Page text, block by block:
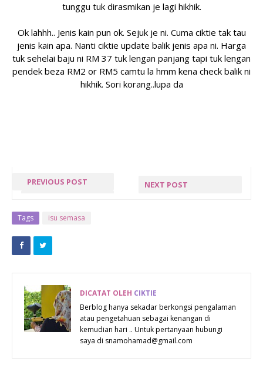
tunggu tuk dirasmikan je lagi hikhik.
Ok lahhh.. Jenis kain pun ok. Sejuk je ni. Cuma ciktie tak tau
jenis kain apa. Nanti ciktie update balik jenis apa ni. Harga
tuk sehelai baju ni RM 37 tuk lengan panjang tapi tuk lengan
pendek beza RM2 or RM5 camtu la hmm kena check balik ni
hikhik. Sori korang..lupa da
PREVIOUS POST NEXT POST
Tags isu semasa
DICATAT OLEH CIKTIE
Berblog hanya sekadar berkongsi pengalaman
atau pengetahuan sebagai kenangan di
kemudian hari .. Untuk pertanyaan hubungi
saya di snamohamad@gmail.com